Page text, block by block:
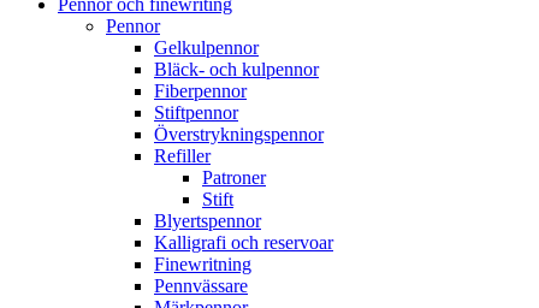
Pennor och finewriting
Pennor
Gelkulpennor
Bläck- och kulpennor
Fiberpennor
Stiftpennor
Överstrykningspennor
Refiller
Patroner
Stift
Blyertspennor
Kalligrafi och reservoar
Finewritning
Pennvässare